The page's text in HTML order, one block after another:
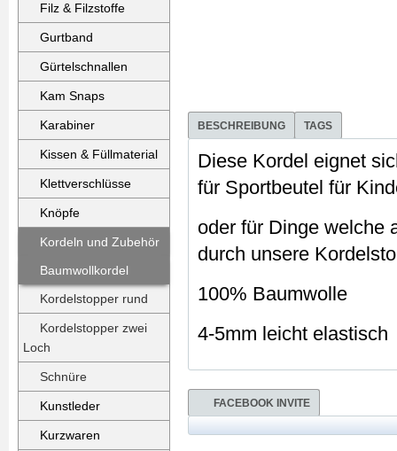
Filz & Filzstoffe
Gurtband
Gürtelschnallen
Kam Snaps
Karabiner
Kissen & Füllmaterial
Klettverschlüsse
Knöpfe
Kordeln und Zubehör
Baumwollkordel
Kordelstopper rund
Kordelstopper zwei
Loch
Schnüre
Kunstleder
Kurzwaren
BESCHREIBUNG TAGS
Diese Kordel eignet
für Sportbeutel für
oder für Dinge welche
durch unsere
100% Baumwolle
4-5mm leicht elastisch
FACEBOOK INVITE